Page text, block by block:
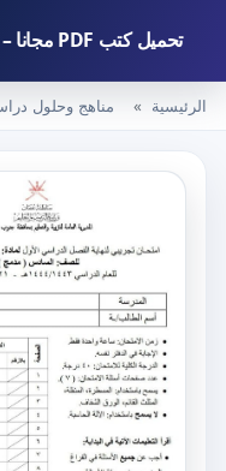
تحميل كتب PDF مجانا – كتب كو
الرئيسية مناهج وحلول